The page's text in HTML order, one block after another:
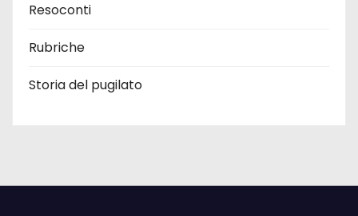
Resoconti
Rubriche
Storia del pugilato